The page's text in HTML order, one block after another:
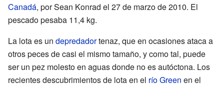
Canadá, por Sean Konrad el 27 de marzo de 2010. El
pescado pesaba 11,4 kg.
La lota es un depredadortenaz, que en ocasiones ataca a
otros peces de casi el mismo tamaño, y como tal, puede
ser un pez molesto en aguas donde no es autóctona. Los
recientes descubrimientos de lota en el río Green en el